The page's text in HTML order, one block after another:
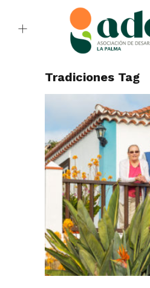
Tradiciones Tag